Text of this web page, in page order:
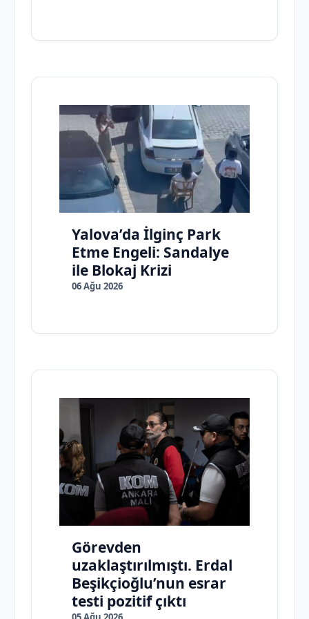
Yalova’da İlginç Park
Etme Engeli: Sandalye
ile Blokaj Krizi
06 Ağu 2026
Görevden
uzaklaştırılmıştı. Erdal
Beşikçioğlu’nun esrar
testi pozitif çıktı